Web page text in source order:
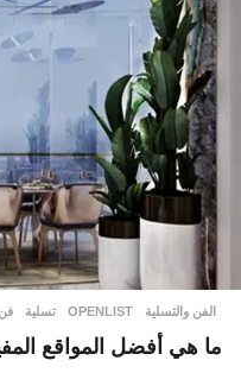
الفن والتسلية OPENLIST
,
تسلية ,فن
ما هي أفضل المواقع